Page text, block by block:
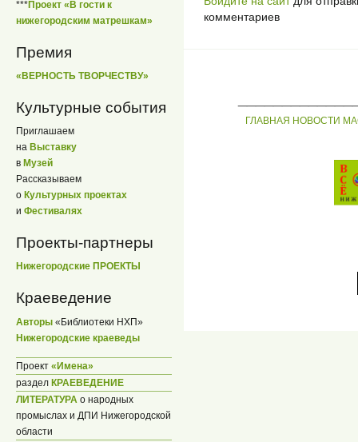
***Проект «В гости к
нижегородским матрешкам»
Премия
«ВЕРНОСТЬ ТВОРЧЕСТВУ»
Культурные события
Приглашаем
на Выставку
в Музей
Рассказываем
о Культурных проектах
и Фестивалях
Проекты-партнеры
Нижегородские ПРОЕКТЫ
Краеведение
Авторы «Библиотеки НХП»
Нижегородские краеведы
Проект «Имена»
раздел КРАЕВЕДЕНИЕ
ЛИТЕРАТУРА о народных
промыслах и ДПИ Нижегородской
области
комментариев
ГЛАВНАЯ НОВОСТИ